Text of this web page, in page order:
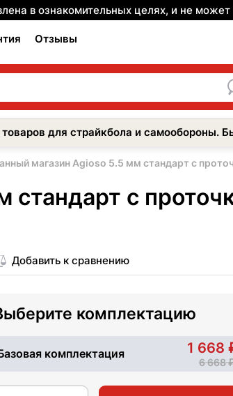
в ознакомительных целях, и не
Отзывы
для страйкбола и самообороны.
магазин Agioso 5.5 мм стандарт с
с
Добавить к сравнению
комплектацию
комплектация 1 668
6 668